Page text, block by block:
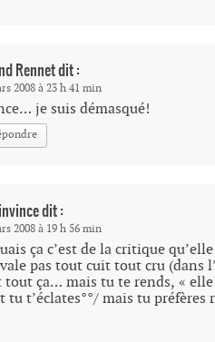
Rennetdit :
2008 à 23 h 41 min
je suis démasqué!
dit :
2008 à 19 h 56 min
ça c’est de la critique
pas tout cuit tout cru (dans
tout ça… mais tu te rends, «
tu t’éclates°°/ mais tu